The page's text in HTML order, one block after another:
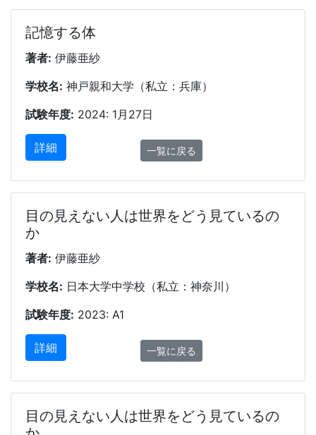
記憶する体
著者: 伊藤亜紗
学校名: 神戸親和大学（私立：兵庫）
試験年度: 2024: 1月27日
詳細 一覧に戻る
目の見えない人は世界をどう見ているの
か
著者: 伊藤亜紗
学校名: 日本大学中学校（私立：神奈川）
試験年度: 2023: A1
詳細 一覧に戻る
目の見えない人は世界をどう見ているの